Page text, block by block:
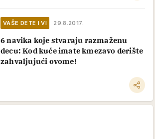
VAŠE DETE I VI 29.8.2017.
6 navika koje stvaraju razmaženu
decu: Kod kuće imate kmezavo derište
zahvaljujući ovome!